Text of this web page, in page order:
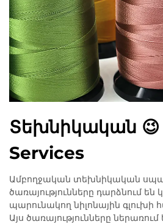
Տեխնիկական 😉
Services
Ամբողջական տեխնիկական
ծառայությունները դարձնում
պարունակող նիլոնային գլուխի
Այս ծառայությունները